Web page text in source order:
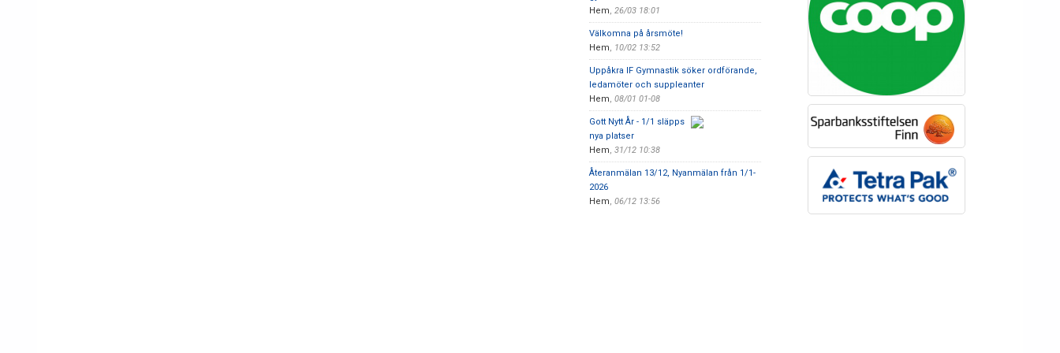
Hem, 26/03 18:01
Välkomna på årsmöte!
Hem, 10/02 13:52
Uppåkra IF Gymnastik söker ordförande,
ledamöter och suppleanter
Hem, 08/01 01-08
Gott Nytt År - 1/1 släpps
nya platser
Hem, 31/12 10:38
Återanmälan 13/12, Nyanmälan från 1/1-
2026
Hem, 06/12 13:56